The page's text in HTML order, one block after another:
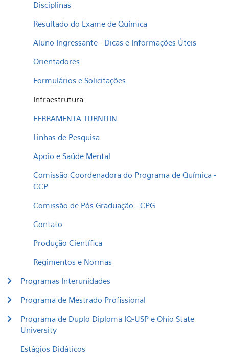
Disciplinas
Resultado do Exame de Química
Aluno Ingressante - Dicas e Informações Úteis
Orientadores
Formulários e Solicitações
Infraestrutura
FERRAMENTA TURNITIN
Linhas de Pesquisa
Apoio e Saúde Mental
Comissão Coordenadora do Programa de Química -
CCP
Comissão de Pós Graduação - CPG
Contato
Produção Científica
Regimentos e Normas
Programas Interunidades
Programa de Mestrado Profissional
Programa de Duplo Diploma IQ-USP e Ohio State
University
Estágios Didáticos